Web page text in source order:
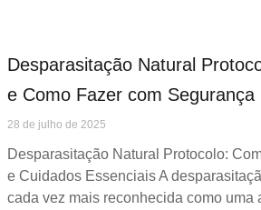
Desparasitação Natural
e Como Fazer com Segurança
28 de julho de 2025
Desparasitação Natural Protocolo:
e Cuidados Essenciais A
cada vez mais reconhecida como uma